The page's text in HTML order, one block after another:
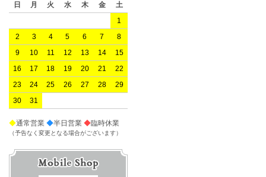
日 月 火 水 木 金
土
1
2
3 4 5 6 7
8
9
10 11 12 13 14
15
16
17 18 19 20 21
22
23
24 25 26 27 28
29
30
31
◆通常営業 ◆半日営業 ◆臨時休業
（予告なく変更となる場合がございます）